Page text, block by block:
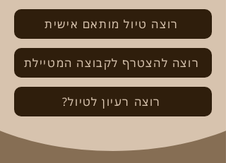
רוצה טיול מותאם אישית
רוצה להצטרף לקבוצה המטיילת
רוצה רעיון לטיול?